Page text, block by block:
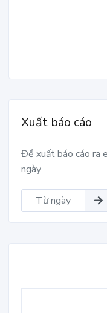
Xuất báo cáo
Để xuất báo cáo ra
ngày